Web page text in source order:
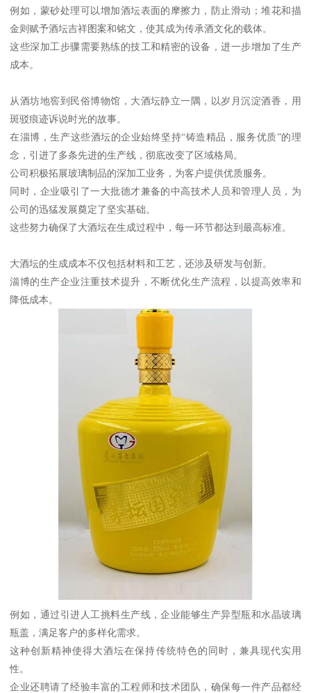
例如，蒙砂处理可以增加酒坛表面的摩擦力，防止滑动；堆花和描
金则赋予酒坛吉祥图案和铭文，使其成为传承酒文化的载体。
这些深加工步骤需要熟练的技工和精密的设备，进一步增加了生产
成本。
从酒坊地窖到民俗博物馆，大酒坛静立一隅，以岁月沉淀酒香，用
斑驳痕迹诉说时光的故事。
在淄博，生产这些酒坛的企业始终坚持“铸造精品，服务优质”的理
念，引进了多条先进的生产线，彻底改变了区域格局。
公司积极拓展玻璃制品的深加工业务，为客户提供优质服务。
同时，企业吸引了一大批德才兼备的中高技术人员和管理人员，为
公司的迅猛发展奠定了坚实基础。
这些努力确保了大酒坛在生成过程中，每一环节都达到最高标准。
大酒坛的生成成本不仅包括材料和工艺，还涉及研发与创新。
淄博的生产企业注重技术提升，不断优化生产流程，以提高效率和
降低成本。
例如，通过引进人工挑料生产线，企业能够生产异型瓶和水晶玻璃
瓶盖，满足客户的多样化需求。
这种创新精神使得大酒坛在保持传统特色的同时，兼具现代实用
性。
企业还聘请了经验丰富的工程师和技术团队，确保每一件产品都经